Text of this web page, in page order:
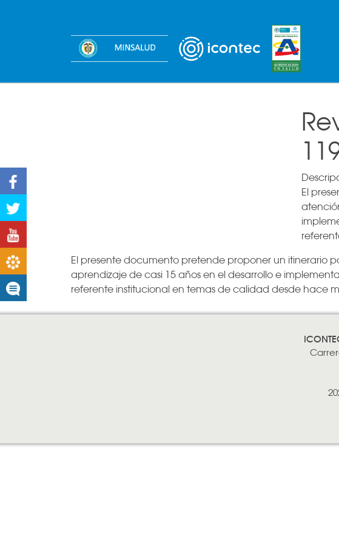
El
El presente documento pretende proponer un itinerario
aprendizaje de casi 15 años en el desarrollo e
referente institucional en temas de calidad desde hace